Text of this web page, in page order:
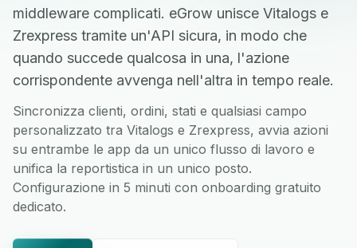
middleware complicati. eGrow unisce Vitalogs e
Zrexpress tramite un'API sicura, in modo che
quando succede qualcosa in una, l'azione
corrispondente avvenga nell'altra in tempo reale.
Sincronizza clienti, ordini, stati e qualsiasi campo
personalizzato tra Vitalogs e Zrexpress, avvia azioni
su entrambe le app da un unico flusso di lavoro e
unifica la reportistica in un unico posto.
Configurazione in 5 minuti con onboarding gratuito
dedicato.